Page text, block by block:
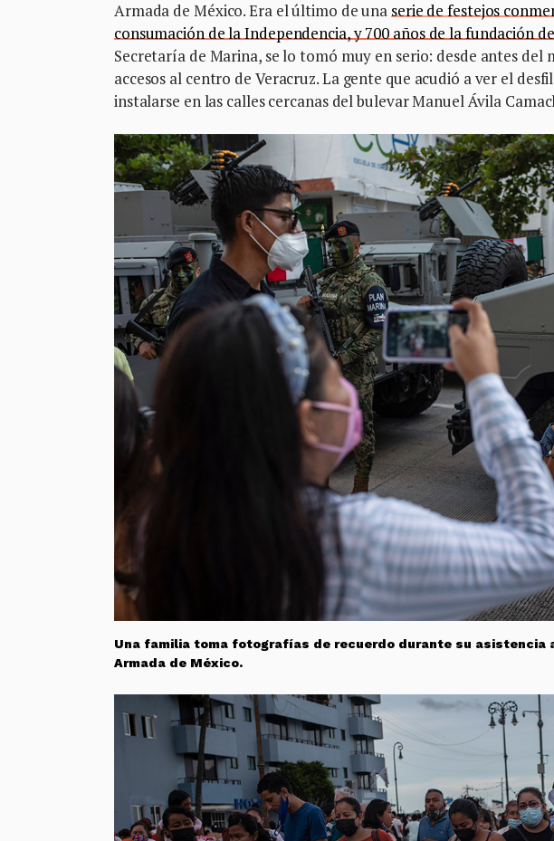
Armada de México. Era el último de unaserie de festejos
consumación de la Independencia, y 700 años de la fundación
Secretaría de Marina, se lo tomó muy en serio: desde antes
accesos al centro de Veracruz. La gente que acudió a ver el
instalarse en las calles cercanas del bulevar Manuel Ávila
Una familia toma fotografías de recuerdo durante su asistencia
Armada de México.